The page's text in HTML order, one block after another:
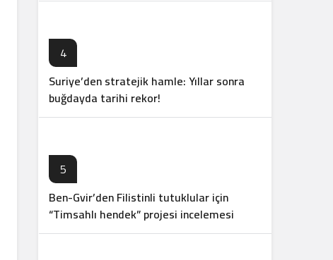
4
Suriye’den stratejik hamle: Yıllar sonra
buğdayda tarihi rekor!
5
Ben-Gvir’den Filistinli tutuklular için
“Timsahlı hendek” projesi incelemesi